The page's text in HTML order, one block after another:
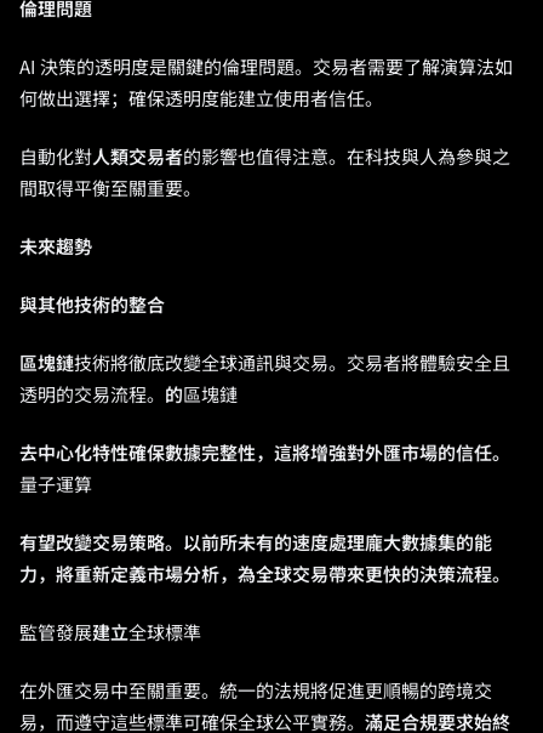
倫理問題
AI 決策的透明度是關鍵的倫理問題。交易者需要了解演算法如
何做出選擇；確保透明度能建立使用者信任。
自動化對人類交易者的影響也值得注意。在科技與人為參與之
間取得平衡至關重要。
未來趨勢
與其他技術的整合
區塊鏈技術將徹底改變全球通訊與交易。交易者將體驗安全且
透明的交易流程。 的區塊鏈
去中心化特性確保數據完整性，這將增強對外匯市場的信任。
量子運算
有望改變交易策略。以前所未有的速度處理龐大數據集的能
力，將重新定義市場分析，為全球交易帶來更快的決策流程。
監管發展建立全球標準
在外匯交易中至關重要。統一的法規將促進更順暢的跨境交
易，而遵守這些標準可確保全球公平實務。 滿足合規要求始終